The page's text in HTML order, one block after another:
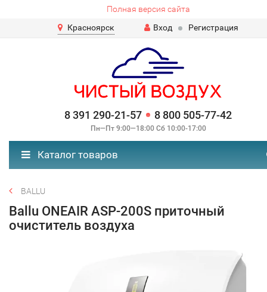
Полная версия сайта
Красноярск
Вход Регистрация
8 391 290-21-57 8 800 505-77-42
Пн—Пт 9:00—18:00 Сб 10:00-17:00
Каталог товаров
BALLU
Ballu ONEAIR ASP-200S приточный
очиститель воздуха